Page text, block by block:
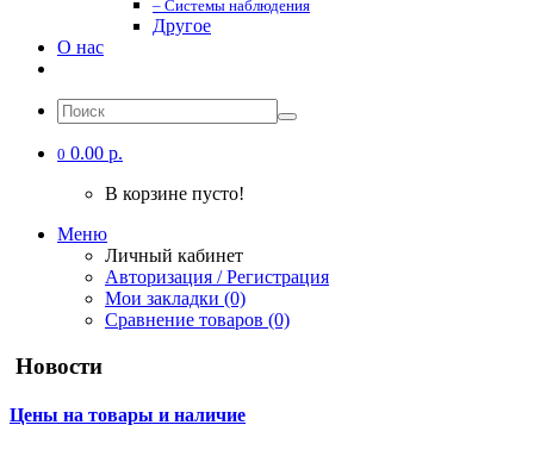
– Системы наблюдения
Другое
О нас
0 0.00 р.
В корзине пусто!
Меню
Личный кабинет
Авторизация / Регистрация
Мои закладки (0)
Сравнение товаров (0)
Новости
Цены на товары и наличие